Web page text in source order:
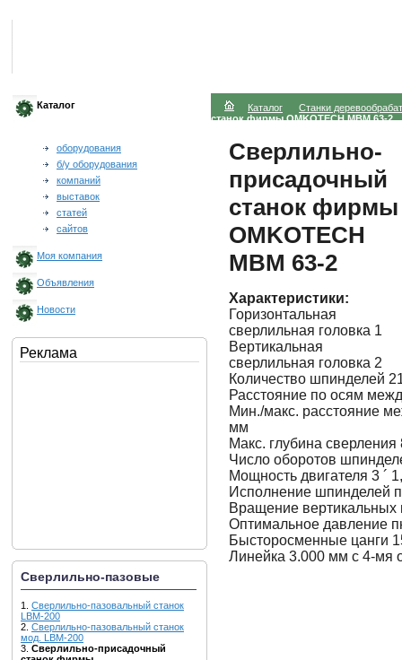
Каталог
оборудования
б/у оборудования
компаний
выставок
статей
сайтов
Моя компания
Объявления
Новости
Реклама
Сверлильно-пазовые
1. Сверлильно-пазовальный станок
LBM-200
2. Сверлильно-пазовальный станок
мод. LBM-200
3. Сверлильно-присадочный
Каталог
Станки
станок фирмы OMKOTECH MBM 63-2
Сверлильно-
присадочный
станок фирмы
OMKOTECH
MBM 63-2
Характеристики:
Горизонтальная
сверлильная головка 1
Вертикальная
сверлильная головка 2
Количество шпинделей
Расстояние по осям
Мин./макс. расстояние
мм
Макс. глубина
Число оборотов
Мощность двигателя 3 ´
Исполнение шпинделей
Вращение вертикальных
Оптимальное давление
Бысторосменные цанги
Линейка 3.000 мм с 4-мя